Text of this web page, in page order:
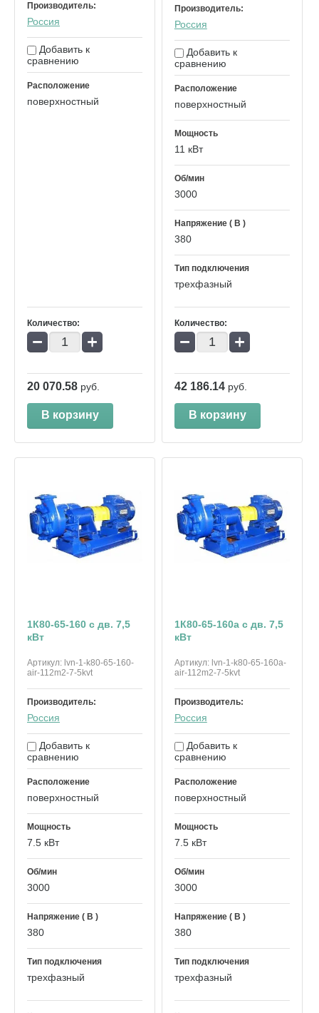
Производитель:
Россия
Добавить к
сравнению
Расположение
поверхностный
Количество:
− +
20 070.58 руб.
В корзину
Производитель:
Россия
Добавить к
сравнению
Расположение
поверхностный
Мощность
11 кВт
Об/мин
3000
Напряжение ( В )
380
Тип подключения
трехфазный
Количество:
− +
42 186.14 руб.
В корзину
1К80-65-160 с дв. 7,5
кВт
Артикул: lvn-1-k80-65-160-
air-112m2-7-5kvt
Производитель:
Россия
Добавить к
сравнению
Расположение
поверхностный
Мощность
7.5 кВт
Об/мин
3000
Напряжение ( В )
380
Тип подключения
трехфазный
1К80-65-160а с дв. 7,5
кВт
Артикул:lvn-1-k80-65-160a-
air-112m2-7-5kvt
Производитель:
Россия
Добавить к
сравнению
Расположение
поверхностный
Мощность
7.5 кВт
Об/мин
3000
Напряжение ( В )
380
Тип подключения
трехфазный